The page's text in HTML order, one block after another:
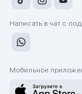
Написать в чат с
Мобильное